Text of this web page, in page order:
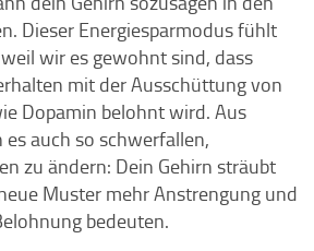
Dieser Energiesparmodus fühlt
wir es gewohnt sind, dass
mit der Ausschüttung von
Dopamin belohnt wird. Aus
auch so schwerfallen,
zu ändern: Dein Gehirn sträubt
Muster mehr Anstrengung und
bedeuten.